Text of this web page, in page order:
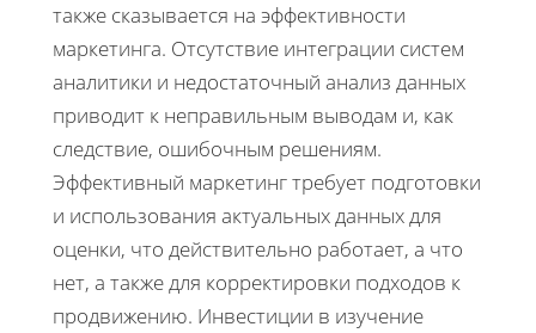
также сказывается на эффективности
маркетинга. Отсутствие интеграции систем
аналитики и недостаточный анализ данных
приводит к неправильным выводам и, как
следствие, ошибочным решениям.
Эффективный маркетинг требует подготовки
и использования актуальных данных для
оценки, что действительно работает, а что
нет, а также для корректировки подходов к
продвижению. Инвестиции в изучение